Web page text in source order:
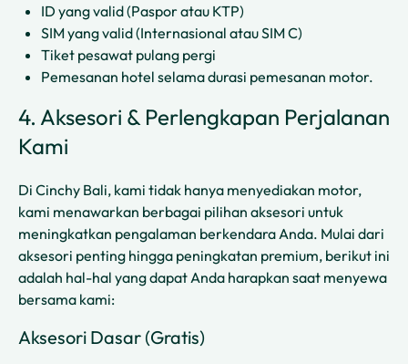
ID yang valid (Paspor atau KTP)
SIM yang valid (Internasional atau SIM C)
Tiket pesawat pulang pergi
Pemesanan hotel selama durasi pemesanan motor.
4. Aksesori & Perlengkapan Perjalanan
Kami
Di Cinchy Bali, kami tidak hanya menyediakan motor,
kami menawarkan berbagai pilihan aksesori untuk
meningkatkan pengalaman berkendara Anda. Mulai dari
aksesori penting hingga peningkatan premium, berikut ini
adalah hal-hal yang dapat Anda harapkan saat menyewa
bersama kami:
Aksesori Dasar (Gratis)